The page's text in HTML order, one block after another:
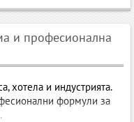
и професионална
хотела и индустрията.
формули за